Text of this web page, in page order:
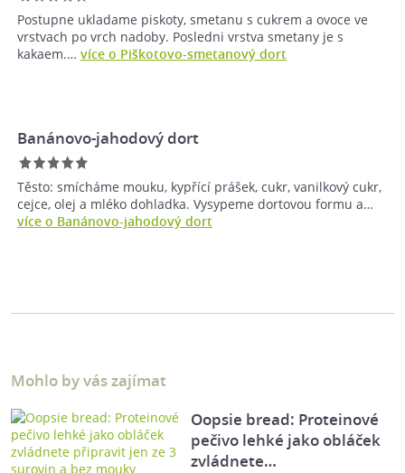
Postupne ukladame piskoty, smetanu s cukrem a ovoce ve
vrstvach po vrch nadoby. Posledni vrstva smetany je s
kakaem.… více o Piškotovo-smetanový dort
Banánovo-jahodový dort
Těsto: smícháme mouku, kypřící prášek, cukr, vanilkový cukr,
cejce, olej a mléko dohladka. Vysypeme dortovou formu a…
více o Banánovo-jahodový dort
Mohlo by vás zajímat
Oopsie bread: Proteinové
pečivo lehké jako obláček
zvládnete…